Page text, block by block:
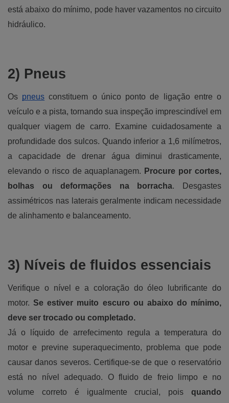
está abaixo do mínimo, pode haver vazamentos no circuito
hidráulico.
2) Pneus
Os pneus constituem o único ponto de ligação entre o
veículo e a pista, tornando sua inspeção imprescindível em
qualquer viagem de carro. Examine cuidadosamente a
profundidade dos sulcos. Quando inferior a 1,6 milímetros,
a capacidade de drenar água diminui drasticamente,
elevando o risco de aquaplanagem. Procure por cortes,
bolhas ou deformações na borracha. Desgastes
assimétricos nas laterais geralmente indicam necessidade
de alinhamento e balanceamento.
3) Níveis de fluidos essenciais
Verifique o nível e a coloração do óleo lubrificante do
motor.Se estiver muito escuro ou abaixo do mínimo,
deve ser trocado ou completado.
Já o líquido de arrefecimento regula a temperatura do
motor e previne superaquecimento, problema que pode
causar danos severos. Certifique-se de que o reservatório
está no nível adequado. O fluido de freio limpo e no
volume correto é igualmente crucial, pois quando